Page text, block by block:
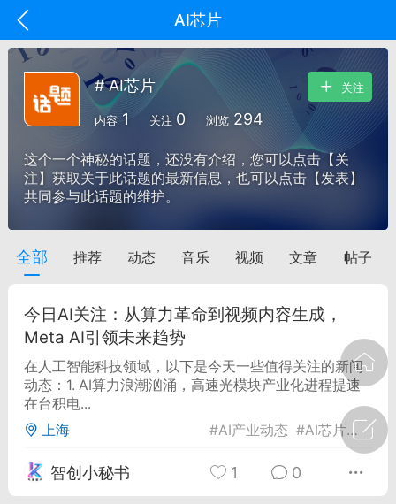
AI芯片
29 10:10 电脑端 智狐AI工作台
中英翻译
事想用上客户端...
智狐AI工作台
1
# AI芯片
内容 1 关注 0 浏览 294
关注
这个一个神秘的话题，还没有介绍，您可以点击【关
注】获取关于此话题的最新信息，也可以点击【发表】
共同参与此话题的维护。
全部 推荐 动态 音乐 视频 文章 帖子
今日AI关注：从算力革命到视频内容生成，
Meta AI引领未来趋势
在人工智能科技领域，以下是今天一些值得关注的新闻
动态：1. AI算力浪潮汹涌，高速光模块产业化进程提速
在台积电...
上海
#AI产业动态 #AI芯片 #
智创小秘书 1 0